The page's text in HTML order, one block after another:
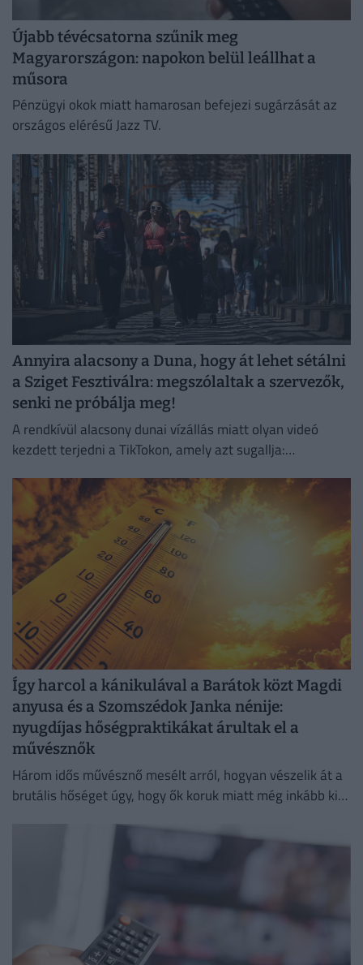
Újabb tévécsatorna szűnik meg
Magyarországon: napokon belül leállhat a
műsora
Pénzügyi okok miatt hamarosan befejezi sugárzását az
országos elérésű Jazz TV.
Annyira alacsony a Duna, hogy át lehet sétálni
a Sziget Fesztiválra: megszólaltak a szervezők,
senki ne próbálja meg!
A rendkívül alacsony dunai vízállás miatt olyan videó
kezdett terjedni a TikTokon, amely azt sugallja:
Így harcol a kánikulával a Barátok közt Magdi
anyusa és a Szomszédok Janka nénije:
nyugdíjas hőségpraktikákat árultak el a
művésznők
Három idős művésznő mesélt arról, hogyan vészelik át a
brutális hőséget úgy, hogy ők koruk miatt még inkább ki